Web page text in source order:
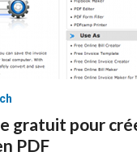
gratuit pour
PDF